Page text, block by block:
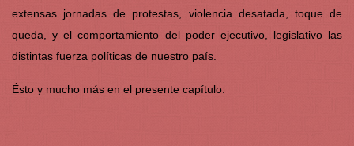
extensas jornadas de protestas, violencia desatada, toque de
queda, y el comportamiento del poder ejecutivo, legislativo las
distintas fuerza políticas de nuestro país.
Ésto y mucho más en el presente capítulo.